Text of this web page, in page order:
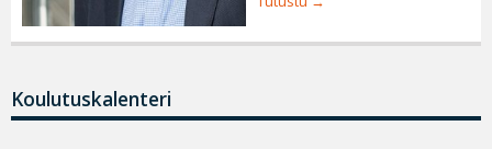
Koulutuskalenteri